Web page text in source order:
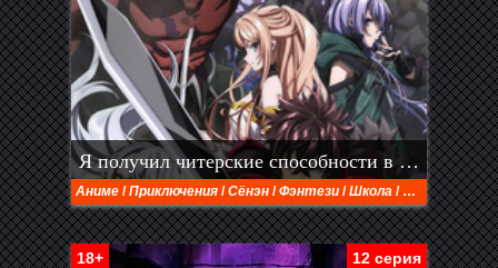
Я получил читерские способности в другом мире и стал экстраординарным в реальном мире: История о том, как повышение уровня изменило мою жизнь (2023)
Аниме /Приключения /Сёнэн /Фэнтези /Школа / Экшен
12 серия
18+